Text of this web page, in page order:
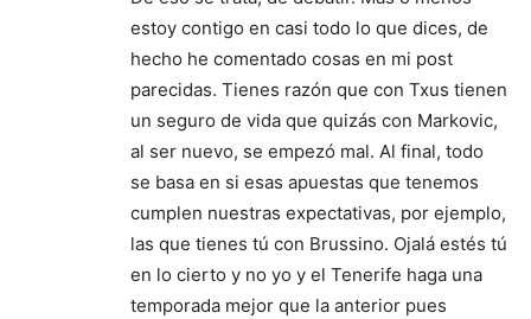
estoy contigo en casi todo lo que dices, de
hecho he comentado cosas en mi post
parecidas. Tienes razón que con Txus tienen
un seguro de vida que quizás con Markovic,
al ser nuevo, se empezó mal. Al final, todo
se basa en si esas apuestas que tenemos
cumplen nuestras expectativas, por ejemplo,
las que tienes tú con Brussino. Ojalá estés tú
en lo cierto y no yo y el Tenerife haga una
temporada mejor que la anterior pues